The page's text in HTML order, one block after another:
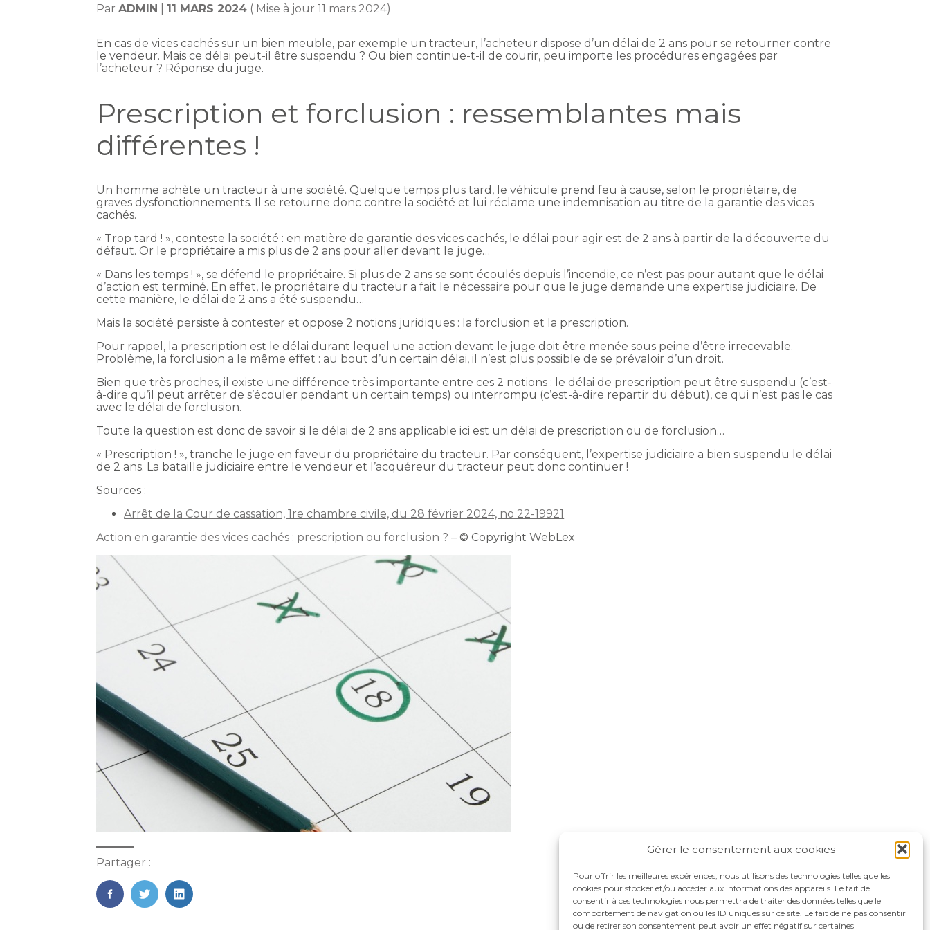
Gérer le consentement aux cookies
Pour offrir les meilleures expériences, nous utilisons des technologies telles que les
cookies pour stocker et/ou accéder aux informations des appareils. Le fait de
consentir à ces technologies nous permettra de traiter des données telles que le
comportement de navigation ou les ID uniques sur ce site. Le fait de ne pas consentir
ou de retirer son consentement peut avoir un effet négatif sur certaines
ParADMIN 11 MARS 2024 ( Mise à jour 11 mars 2024)
En cas de vices cachés sur un bien meuble, par exemple un tracteur, l’acheteur dispose d’un délai de 2 ans pour se retourner contre
le vendeur. Mais ce délai peut-il être suspendu ? Ou bien continue-t-il de courir, peu importe les procédures engagées par
l’acheteur ? Réponse du juge.
Prescription et forclusion : ressemblantes mais
différentes !
Un homme achète un tracteur à une société. Quelque temps plus tard, le véhicule prend feu à cause, selon le propriétaire, de
graves dysfonctionnements. Il se retourne donc contre la société et lui réclame une indemnisation au titre de la garantie des vices
cachés.
« Trop tard ! », conteste la société : en matière de garantie des vices cachés, le délai pour agir est de 2 ans à partir de la découverte du
défaut. Or le propriétaire a mis plus de 2 ans pour aller devant le juge…
« Dans les temps ! », se défend le propriétaire. Si plus de 2 ans se sont écoulés depuis l’incendie, ce n’est pas pour autant que le délai
d’action est terminé. En effet, le propriétaire du tracteur a fait le nécessaire pour que le juge demande une expertise judiciaire. De
cette manière, le délai de 2 ans a été suspendu…
Mais la société persiste à contester et oppose 2 notions juridiques : la forclusion et la prescription.
Pour rappel, la prescription est le délai durant lequel une action devant le juge doit être menée sous peine d’être irrecevable.
Problème, la forclusion a le même effet : au bout d’un certain délai, il n’est plus possible de se prévaloir d’un droit.
Bien que très proches, il existe une différence très importante entre ces 2 notions : le délai de prescription peut être suspendu (c’est-
à-dire qu’il peut arrêter de s’écouler pendant un certain temps) ou interrompu (c’est-à-dire repartir du début), ce qui n’est pas le cas
avec le délai de forclusion.
Toute la question est donc de savoir si le délai de 2 ans applicable ici est un délai de prescription ou de forclusion…
« Prescription ! », tranche le juge en faveur du propriétaire du tracteur. Par conséquent, l’expertise judiciaire a bien suspendu le délai
de 2 ans. La bataille judiciaire entre le vendeur et l’acquéreur du tracteur peut donc continuer !
Sources :
Arrêt de la Cour de cassation, 1re chambre civile, du 28 février 2024, no 22-19921
Action en garantie des vices cachés : prescription ou forclusion ? – © Copyright WebLex
Partager :
FaceBook
TwitterLinkedIn